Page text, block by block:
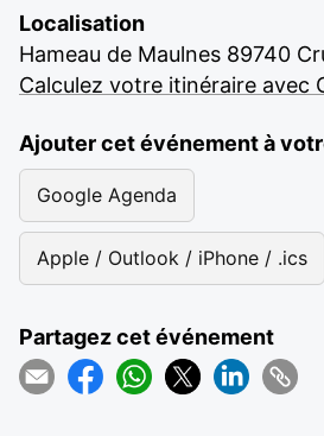
Localisation
Hameau de Maulnes 89740
Calculez votre itinéraire avec
Ajouter cet événement à
Google Agenda
Apple / Outlook / iPhone / .ics
Partagez cet événement